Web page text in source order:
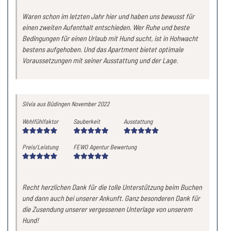
Waren schon im letzten Jahr hier und haben uns bewusst für
einen zweiten Aufenthalt entschieden. Wer Ruhe und beste
Bedingungen für einen Urlaub mit Hund sucht, ist in Hohwacht
bestens aufgehoben. Und das Apartment bietet optimale
Voraussetzungen mit seiner Ausstattung und der Lage.
Silviaaus Büdingen November 2022
Wohlfühlfaktor Sauberkeit Ausstattung
Preis/Leistung FEWO Agentur Bewertung
Recht herzlichen Dank für die tolle Unterstützung beim Buchen
und dann auch bei unserer Ankunft. Ganz besonderen Dank für
die Zusendung unserer vergessenen Unterlage von unserem
Hund!